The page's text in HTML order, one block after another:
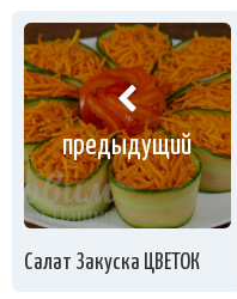
предыдущий
Салат Закуска ЦВЕТОК